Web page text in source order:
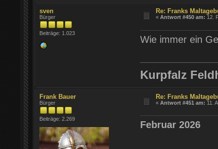
sven
Bürger
Beiträge: 1.023
Re: Franks
«Antwort #450 am: 12.
Wie immer ein
Kurpfalz
Frank Bauer
Bürger
Beiträge: 2.269
Re: Franks
«Antwort #451 am: 11.
Februar 2026